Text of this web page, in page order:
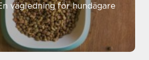
vägledning för hundägare